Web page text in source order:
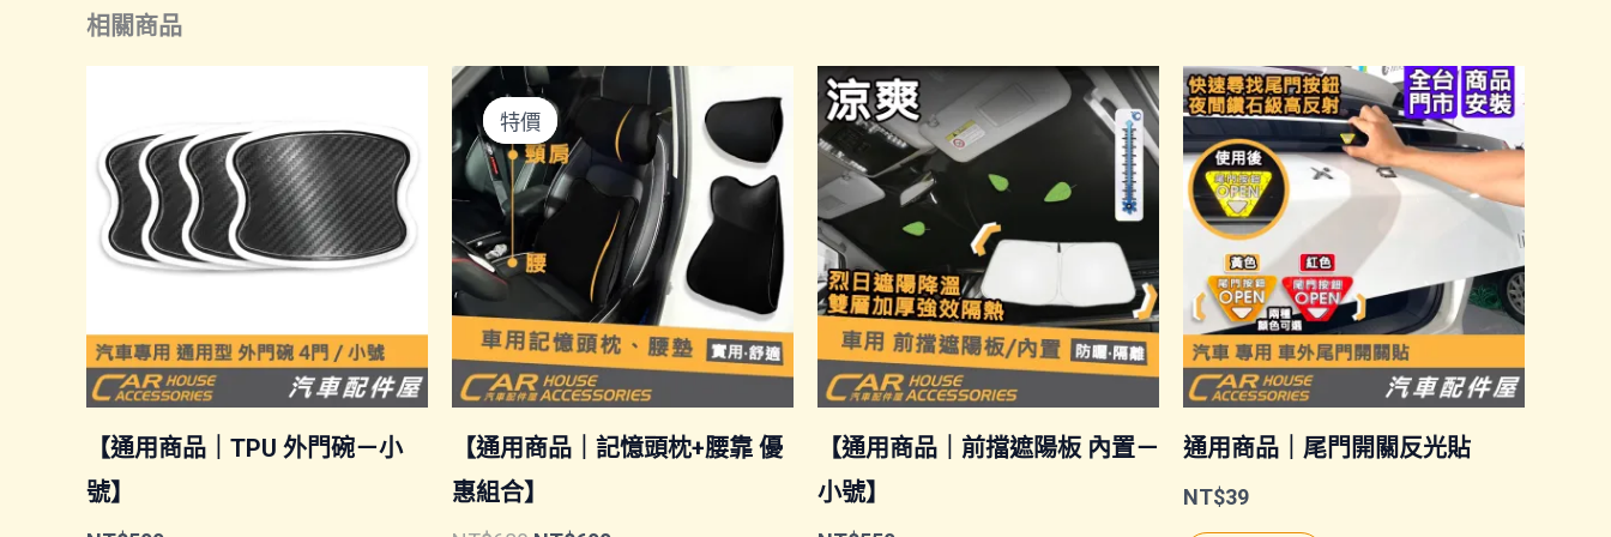
相關商品
【通用商品｜TPU 外門碗－小
號】
特價
特價
【通用商品｜記憶頭枕+腰靠 優
惠組合】
【通用商品｜前擋遮陽板 內置－
小號】
通用商品｜尾門開關反光貼
NT$39